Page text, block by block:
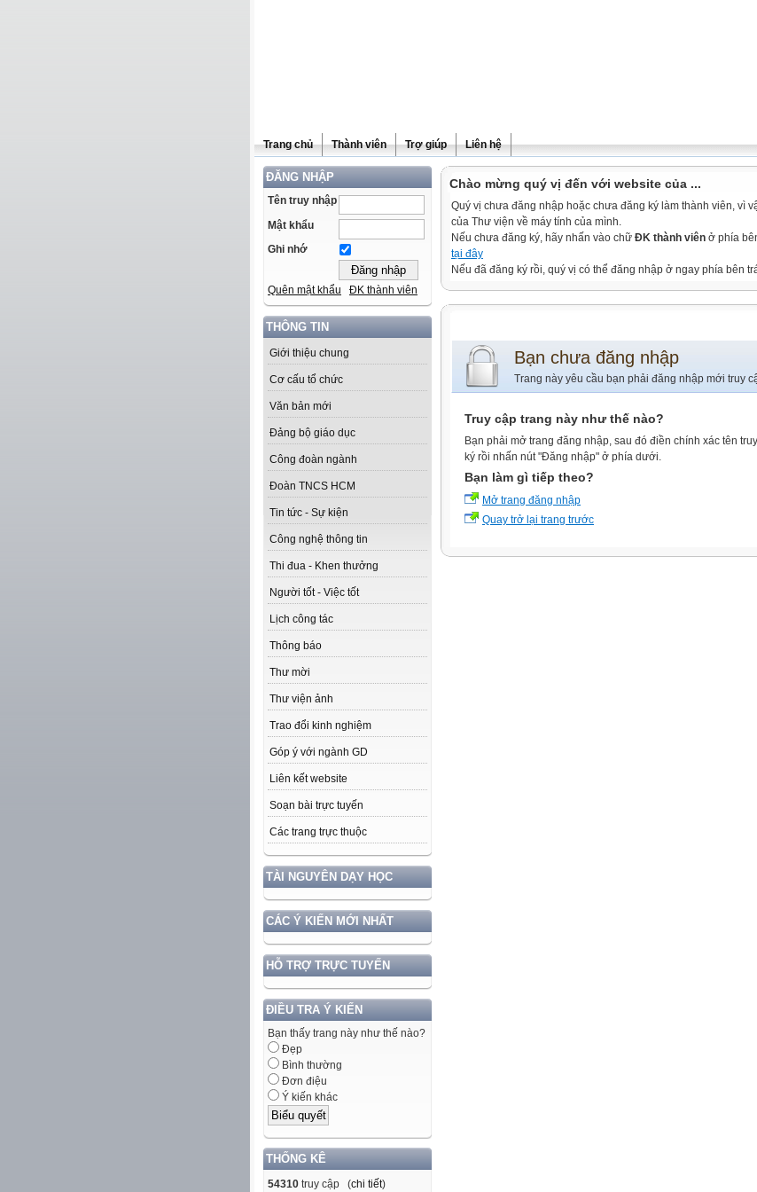
Trang chủ Thành viên Trợ giúp Liên hệ
ĐĂNG NHẬP
Tên truy nhập
Mật khẩu
Ghi nhớ
Quên mật khẩu ĐK thành viên
THÔNG TIN
Giới thiệu chung
Cơ cấu tổ chức
Văn bản mới
Đảng bộ giáo dục
Công đoàn ngành
Đoàn TNCS HCM
Tin tức - Sự kiện
Công nghệ thông tin
Thi đua - Khen thưởng
Người tốt - Việc tốt
Lịch công tác
Thông báo
Thư mời
Thư viện ảnh
Trao đổi kinh nghiệm
Góp ý với ngành GD
Liên kết website
Soạn bài trực tuyến
Các trang trực thuộc
TÀI NGUYÊN DẠY HỌC
CÁC Ý KIẾN MỚI NHẤT
HỖ TRỢ TRỰC TUYẾN
ĐIỀU TRA Ý KIẾN
Bạn thấy trang này như thế nào?
Đẹp
Bình thường
Đơn điệu
Ý kiến khác
THỐNG KÊ
54310 truy cập (chi tiết)
Chào mừng quý vị đến với website của ...
Quý vị chưa đăng nhập hoặc chưa đăng ký làm thành viên, vì
của Thư viện về máy tính của mình.
Nếu chưa đăng ký, hãy nhấn vào chữ ĐK thành viên ở phía
tại đây
Nếu đã đăng ký rồi, quý vị có thể đăng nhập ở ngay phía bên
Bạn chưa đăng nhập
Trang này yêu cầu bạn phải đăng nhập mới truy
Truy cập trang này như thế nào?
Bạn phải mở trang đăng nhập, sau đó điền chính xác tên
ký rồi nhấn nút "Đăng nhập" ở phía dưới.
Bạn làm gì tiếp theo?
Mở trang đăng nhập
Quay trở lại trang trước